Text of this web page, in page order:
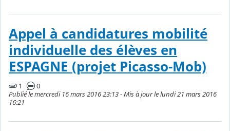
Appel à candidatures mobilité
individuelle des élèves en
ESPAGNE (projet Picasso-Mob)
1
0
Publié le mercredi 16 mars 2016 23:13 - Mis à jour le lundi 21 mars 2016
16:21